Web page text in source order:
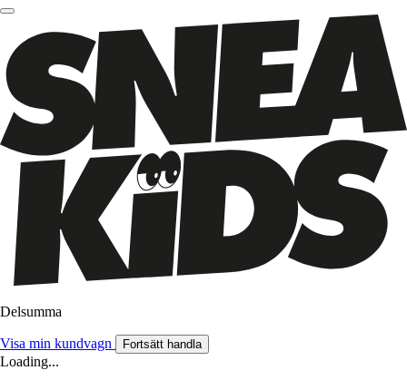
Delsumma
Visa min kundvagn Fortsätt handla
Loading...